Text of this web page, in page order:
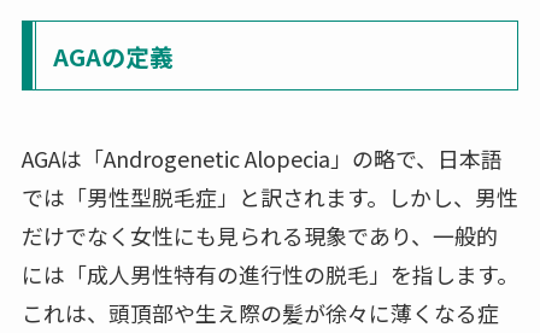
AGAの定義
AGAは「Androgenetic Alopecia」の略で、日本語
では「男性型脱毛症」と訳されます。しかし、男性
だけでなく女性にも見られる現象であり、一般的
には「成人男性特有の進行性の脱毛」を指します。
これは、頭頂部や生え際の髪が徐々に薄くなる症